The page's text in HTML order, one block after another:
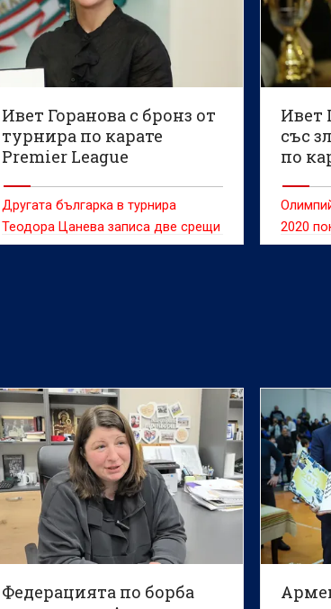
Ивет Горанова с бронз от
турнира по карате
Premier League
Другата българка в турнира
Теодора Цанева записа две срещи
по 0:0 и едно поражение в Китай
Ивет
със
по
2020
Федерацията по борба